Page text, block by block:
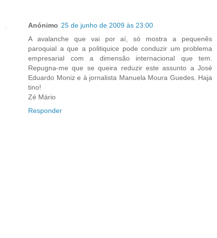
Anónimo 25 de junho de 2009 às 23:00
A avalanche que vai por aí, só mostra a pequenês
paroquial a que a politiquice pode conduzir um problema
empresarial com a dimensão internacional que tem.
Repugna-me que se queira reduzir este assunto a José
Eduardo Moniz e à jornalista Manuela Moura Guedes. Haja
tino!
Zé Mário
Responder